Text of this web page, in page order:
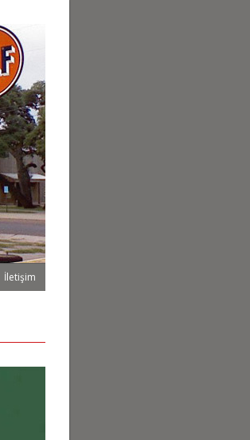
İletişim